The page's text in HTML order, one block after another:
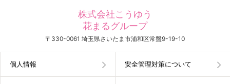
株式会社こうゆう
花まるグループ
〒330-0061 埼玉県さいたま市浦和区常盤9-19-10
個人情報 安全管理対策について